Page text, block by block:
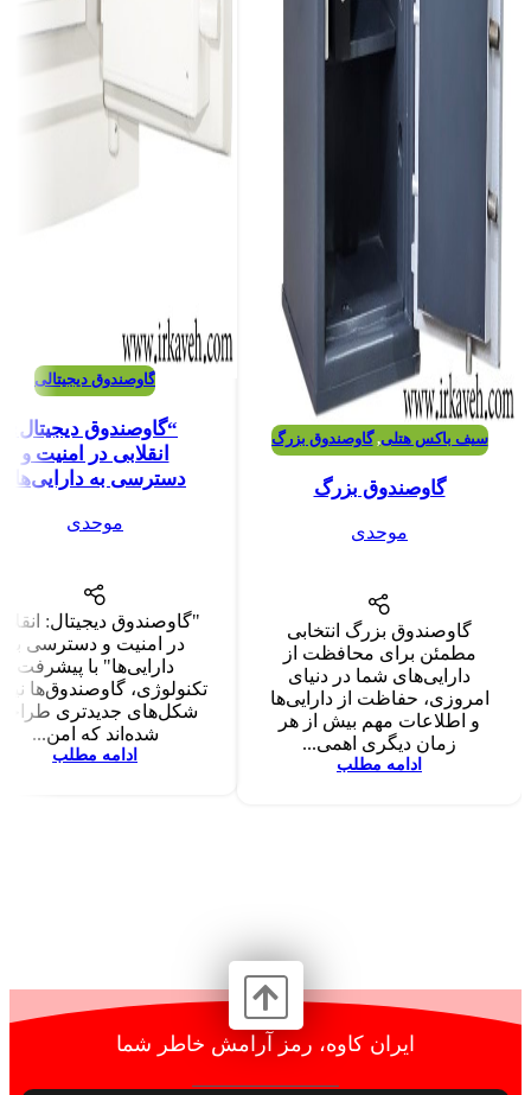
سیف باکس هتلی,گاوصندوق بزرگ
گاوصندوق بزرگ
موحدی
گاوصندوق بزرگ انتخابی
مطمئن برای محافظت از
دارایی‌های شما در دنیای
امروزی، حفاظت از دارایی‌ها
و اطلاعات مهم بیش از هر
زمان دیگری اهمی...
ادامه مطلب
گاوصندوق دیجیتالی
“گاوصندوق دیجیتال:
انقلابی در امنیت و
دسترسی به دارایی‌ها”
موحدی
"گاوصندوق دیجیتال:
در امنیت و دسترسی به
دارایی‌ها" با پیشرفت
تکنولوژی، گاوصندوق‌ها نیز
شکل‌های جدیدتری
شده‌اند که امن...
ادامه مطلب
ایران کاوه، رمز آرامش خاطر شما